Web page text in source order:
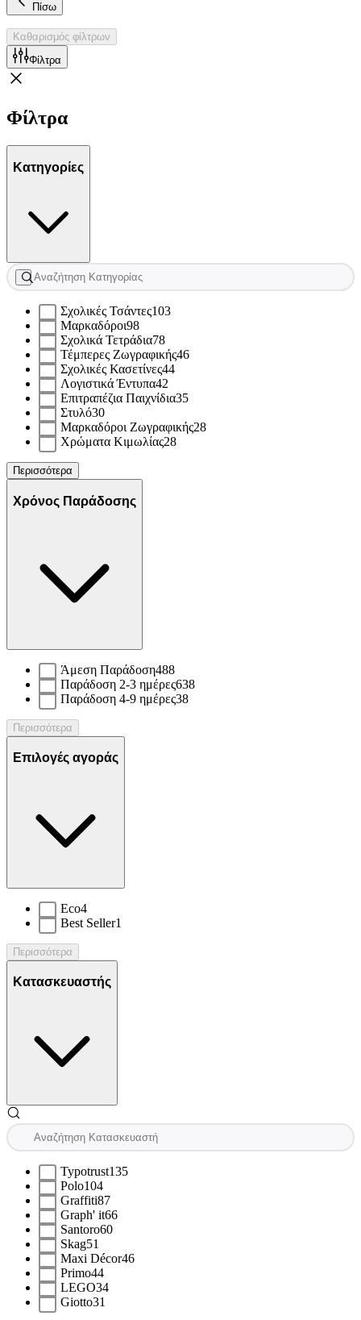
Πίσω
Καθαρισμός φίλτρων
Φίλτρα
Φίλτρα
Κατηγορίες
Σχολικές Τσάντες103
Μαρκαδόροι98
Σχολικά Τετράδια78
Τέμπερες Ζωγραφικής46
Σχολικές Κασετίνες44
Λογιστικά Έντυπα42
Επιτραπέζια Παιχνίδια35
Στυλό30
Μαρκαδόροι Ζωγραφικής28
Χρώματα Κιμωλίας28
Περισσότερα
Χρόνος Παράδοσης
Άμεση Παράδοση488
Παράδοση 2-3 ημέρες638
Παράδοση 4-9 ημέρες38
Περισσότερα
Επιλογές αγοράς
Eco4
Best Seller1
Περισσότερα
Κατασκευαστής
Typotrust135
Polo104
Graffiti87
Graph' it66
Santoro60
Skag51
Maxi Décor46
Primo44
LEGO34
Giotto31